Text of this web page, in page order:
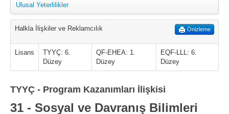
Ulusal Yeterlilikler
Halkla İlişkiler ve Reklamcılık Önizleme
Lisans
TYYÇ: 6.
Düzey
QF-EHEA: 1.
Düzey
EQF-LLL: 6.
Düzey
TYYÇ - Program Kazanımları İlişkisi
31 - Sosyal ve Davranış Bilimleri